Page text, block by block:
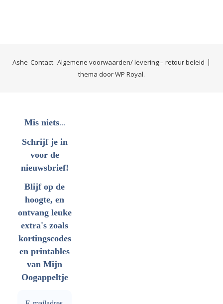
Contact Algemene voorwaarden/ levering – retour beleid
Ashe
thema doorWP Royal.
Mis niets...
Schrijf je in
voor de
nieuwsbrief!
Blijf op de
hoogte, en
ontvang leuke
extra's zoals
kortingscodes
en printables
van Mijn
Oogappeltje